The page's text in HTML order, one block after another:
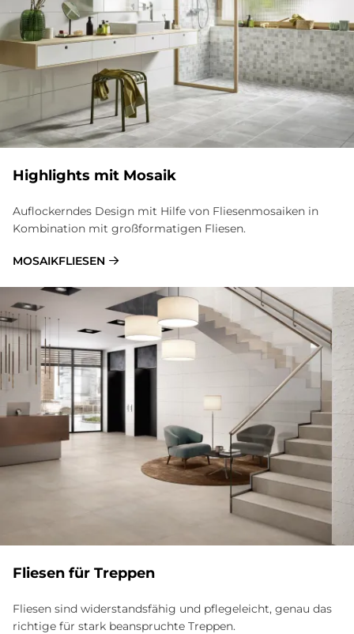
High­lights mit Mo­sa­ik
Auflockerndes Design mit Hilfe von Fliesenmosaiken in
Kombination mit großformatigen Fliesen.
MOSAIKFLIESEN
Flie­sen für Trep­pen
Fliesen sind widerstandsfähig und pflegeleicht, genau das
richtige für stark beanspruchte Treppen.